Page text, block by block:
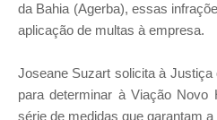
da Bahia (Agerba), essas
aplicação de multas à empresa.
Joseane Suzart solicita à
para determinar à Viação Novo
série de medidas que garantam